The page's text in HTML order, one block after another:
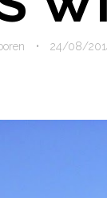
• 24/08/